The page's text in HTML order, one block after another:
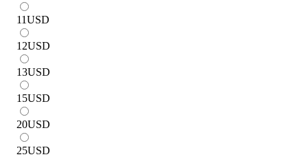
11USD
12USD
13USD
15USD
20USD
25USD